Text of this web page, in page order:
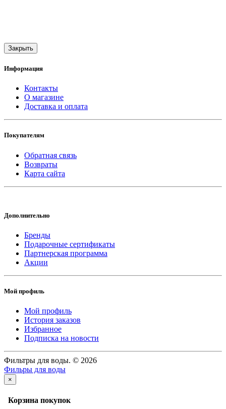
Закрыть
Информация
Контакты
О магазине
Доставка и оплата
Покупателям
Обратная связь
Возвраты
Карта сайта
Дополнительно
Бренды
Подарочные сертификаты
Партнерская программа
Акции
Мой профиль
Мой профиль
История заказов
Избранное
Подписка на новости
Фильтры для воды. © 2026
Фильры для воды
×
Корзина покупок